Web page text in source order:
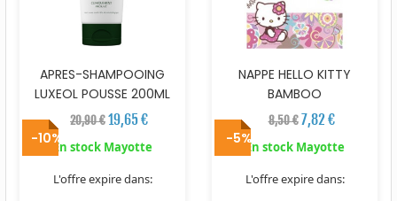
APRES-SHAMPOOING
LUXEOL POUSSE 200ML
20,90 €19,65 €
En stock Mayotte
L'offre expire dans:
NAPPE HELLO KITTY
BAMBOO
8,50 € 7,82 €
En stock Mayotte
L'offre expire dans:
-10% -5%